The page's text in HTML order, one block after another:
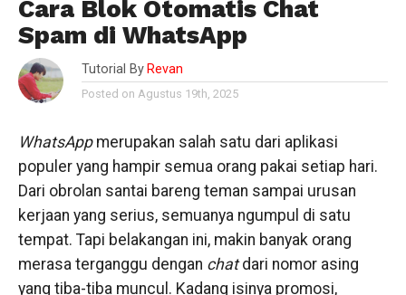
Cara Blok Otomatis Chat
Spam di WhatsApp
Tutorial By Revan
Posted on Agustus 19th, 2025
WhatsAppmerupakan salah satu dari aplikasi
populer yang hampir semua orang pakai setiap hari.
Dari obrolan santai bareng teman sampai urusan
kerjaan yang serius, semuanya ngumpul di satu
tempat. Tapi belakangan ini, makin banyak orang
merasa terganggu dengan chatdari nomor asing
yang tiba-tiba muncul. Kadang isinya promosi,